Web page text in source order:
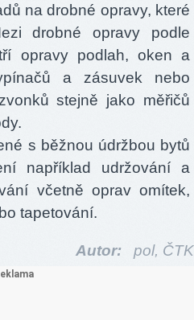
na drobné opravy, které
drobné opravy podle
opravy podlah, oken a
a zásuvek nebo
stejně jako měřičů
s běžnou údržbou bytů
například udržování a
včetně oprav omítek,
tapetování.
Autor: pol, ČTK